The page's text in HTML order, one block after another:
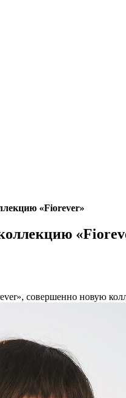
«Fiorever»
совершенно новую